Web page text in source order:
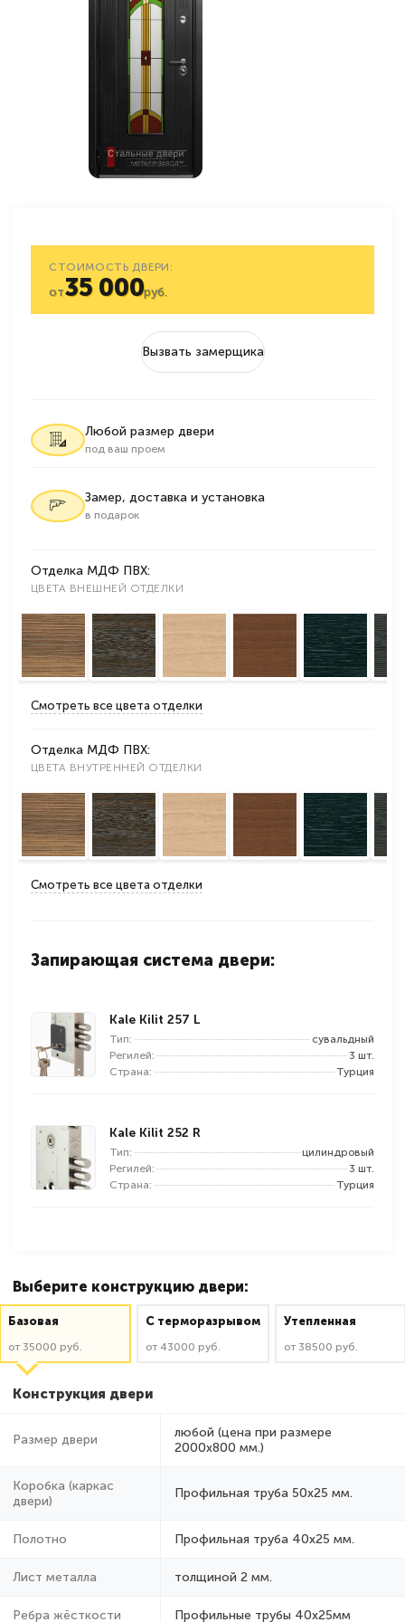
СТОИМОСТЬ ДВЕРИ:
от35 000руб.
Вызвать замерщика
Любой размер двери
под ваш проем
Замер, доставка и установка
в подарок
Отделка МДФ ПВХ:
ЦВЕТА ВНЕШНЕЙ ОТДЕЛКИ
Смотреть все цвета отделки
Отделка МДФ ПВХ:
ЦВЕТА ВНУТРЕННЕЙ ОТДЕЛКИ
Смотреть все цвета отделки
Запирающая система двери:
Kale Kilit 257 L
Тип:
сувальдный
Регилей:
3 шт.
Страна:
Турция
Kale Kilit 252 R
Тип:
цилиндровый
Регилей:
3 шт.
Страна:
Турция
Выберите конструкцию двери:
Базовая
от 35000 руб.
C терморазрывом
от 43000 руб.
Утепленная
от 38500 руб.
Конструкция двери
Размер двери
любой (цена при размере
2000x800 мм.)
Коробка (каркас
двери)
Профильная труба 50х25 мм.
Полотно Профильная труба 40х25 мм.
Лист металла толщиной 2 мм.
Ребра жёсткости Профильные трубы 40х25мм